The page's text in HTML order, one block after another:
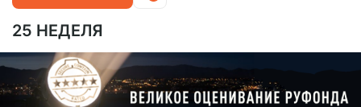
25 НЕДЕЛЯ